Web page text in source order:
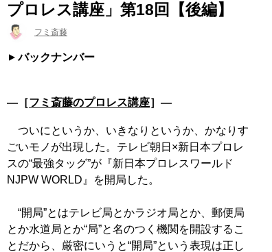
プロレス講座」第18回【後編】
フミ斎藤
バックナンバー
―［フミ斎藤のプロレス講座］―
ついにというか、いきなりというか、かなりす
ごいモノが出現した。テレビ朝日×新日本プロレ
スの“最強タッグ”が『新日本プロレスワールド
NJPW WORLD』を開局した。
“開局”とはテレビ局とかラジオ局とか、郵便局
とか水道局とか“局”と名のつく機関を開設するこ
とだから、厳密にいうと“開局”という表現は正し